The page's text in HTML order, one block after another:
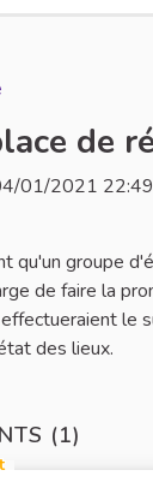
de
01/2021
qu'un groupe
de faire la
le
des lieux.
(1)